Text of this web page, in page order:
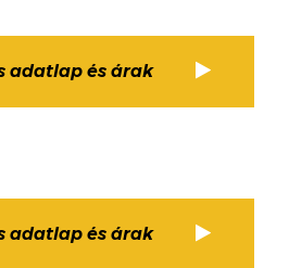
adatlap és árak
adatlap és árak